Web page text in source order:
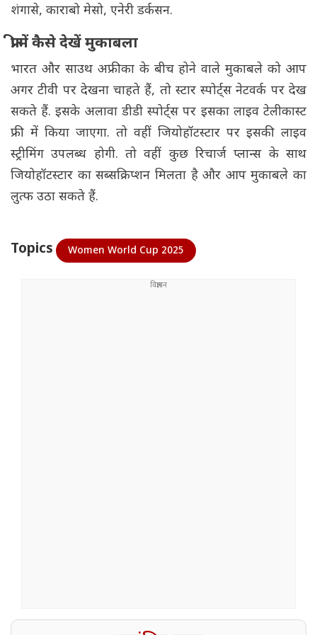
शंगासे, काराबो मेसो, एनेरी डर्कसन.
फ्री में कैसे देखें मुकाबला
भारत और साउथ अफ्रीका के बीच होने वाले मुकाबले को आप
अगर टीवी पर देखना चाहते हैं, तो स्टार स्पोर्ट्स नेटवर्क पर देख
सकते हैं. इसके अलावा डीडी स्पोर्ट्स पर इसका लाइव टेलीकास्ट
फ्री में किया जाएगा. तो वहीं जियोहॉटस्टार पर इसकी लाइव
स्ट्रीमिंग उपलब्ध होगी. तो वहीं कुछ रिचार्ज प्लान्स के साथ
जियोहॉटस्टार का सब्सक्रिप्शन मिलता है और आप मुकाबले का
लुत्फ उठा सकते हैं.
Topics Women World Cup 2025